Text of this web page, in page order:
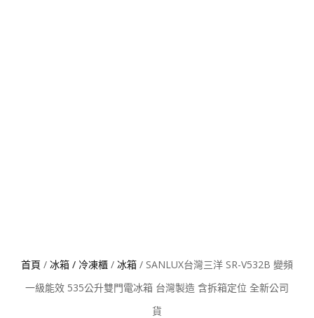
首頁 / 冰箱 / 冷凍櫃 / 冰箱 / SANLUX台灣三洋 SR-V532B 變頻
一級能效 535公升雙門電冰箱 台灣製造 含拆箱定位 全新公司
貨